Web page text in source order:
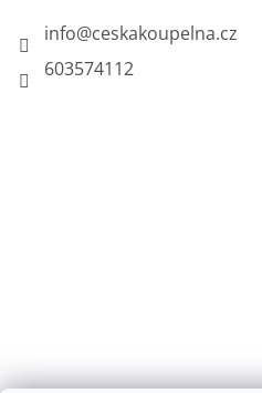
info@ceskakoupelna.cz
603574112